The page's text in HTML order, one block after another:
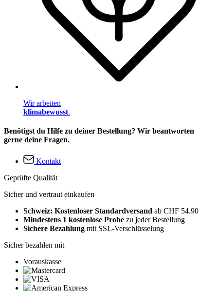
Wir arbeiten
klimabewusst.
Benötigst du Hilfe zu deiner Bestellung? Wir beantworten
gerne deine Fragen.
Kontakt
Geprüfte Qualität
Sicher und vertraut einkaufen
Schweiz: Kostenloser Standardversand ab CHF 54.90
Mindestens 1 kostenlose Probe zu jeder Bestellung
Sichere Bezahlung mit SSL-Verschlüsselung
Sicher bezahlen mit
Vorauskasse